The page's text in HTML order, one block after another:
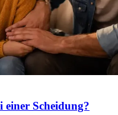
einer Scheidung?